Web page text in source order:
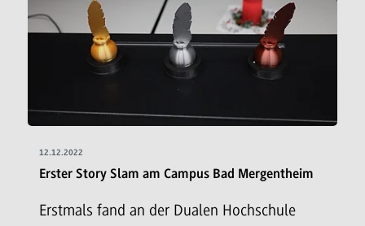
12.12.2022
Erster Story Slam am Campus Bad Mergentheim
Erstmals fand an der Dualen Hochschule